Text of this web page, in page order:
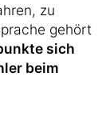
zu
gehört
sich
beim